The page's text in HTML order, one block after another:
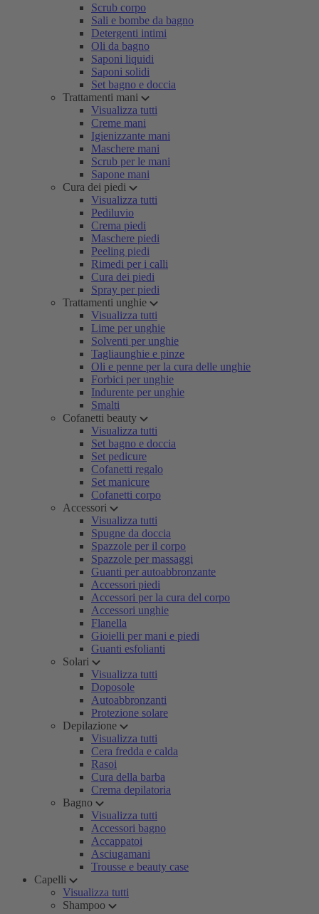
Scrub corpo
Sali e bombe da bagno
Detergenti intimi
Oli da bagno
Saponi liquidi
Saponi solidi
Set bagno e doccia
Trattamenti mani
Visualizza tutti
Creme mani
Igienizzante mani
Maschere mani
Scrub per le mani
Sapone mani
Cura dei piedi
Visualizza tutti
Pediluvio
Crema piedi
Maschere piedi
Peeling piedi
Rimedi per i calli
Cura dei piedi
Spray per piedi
Trattamenti unghie
Visualizza tutti
Lime per unghie
Solventi per unghie
Tagliaunghie e pinze
Oli e penne per la cura delle unghie
Forbici per unghie
Indurente per unghie
Smalti
Cofanetti beauty
Visualizza tutti
Set bagno e doccia
Set pedicure
Cofanetti regalo
Set manicure
Cofanetti corpo
Accessori
Visualizza tutti
Spugne da doccia
Spazzole per il corpo
Spazzole per massaggi
Guanti per autoabbronzante
Accessori piedi
Accessori per la cura del corpo
Accessori unghie
Flanella
Gioielli per mani e piedi
Guanti esfolianti
Solari
Visualizza tutti
Doposole
Autoabbronzanti
Protezione solare
Depilazione
Visualizza tutti
Cera fredda e calda
Rasoi
Cura della barba
Crema depilatoria
Bagno
Visualizza tutti
Accessori bagno
Accappatoi
Asciugamani
Trousse e beauty case
Capelli
Visualizza tutti
Shampoo